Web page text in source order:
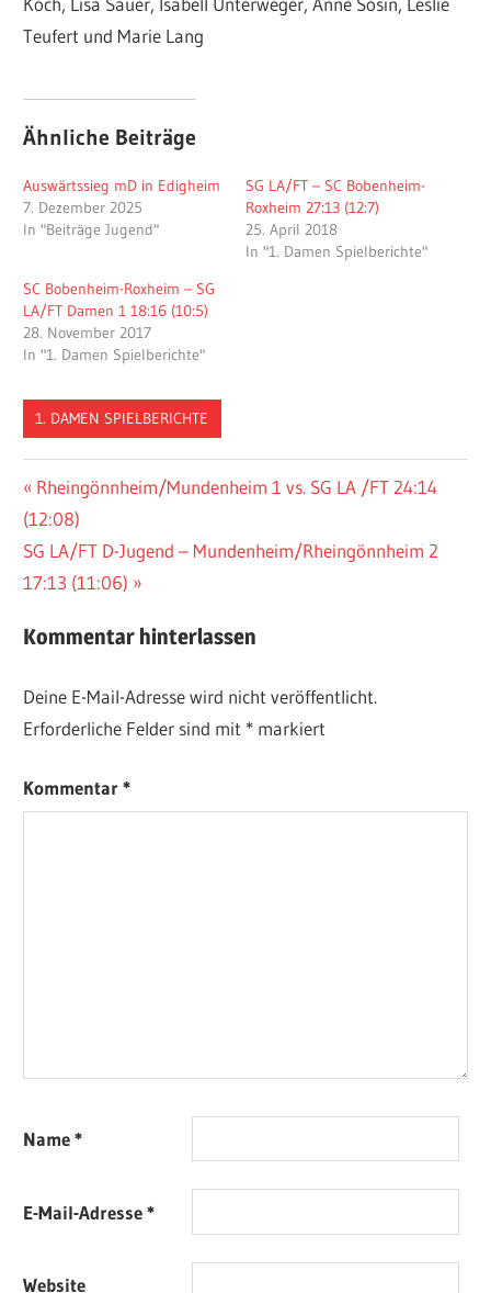
Teufert und Marie Lang
Ähnliche Beiträge
Auswärtssieg mD in Edigheim
7. Dezember 2025
In "Beiträge Jugend"
SG LA/FT – SC Bobenheim-
Roxheim 27:13 (12:7)
25. April 2018
In "1. Damen Spielberichte"
SC Bobenheim-Roxheim – SG
LA/FT Damen 1 18:16 (10:5)
28. November 2017
In "1. Damen Spielberichte"
1. DAMEN SPIELBERICHTE
Beitragsnavigation
Vorheriger
Beitrag:
Rheingönnheim/Mundenheim 1 vs. SG LA /FT 24:14
(12:08)
Nächster
Beitrag:
SG LA/FT D-Jugend – Mundenheim/Rheingönnheim 2
17:13 (11:06)
Kommentar hinterlassen
Deine E-Mail-Adresse wird nicht veröffentlicht.
Erforderliche Felder sind mit * markiert
Kommentar*
Name*
E-Mail-Adresse*
Website